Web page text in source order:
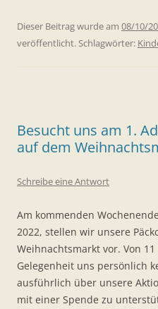
Dieser Beitrag wurde am 08/10/
veröffentlicht. Schlagwörter:
Besucht uns am 1.
auf dem
Schreibe eine Antwort
Am kommenden
2022, stellen wir unsere
Weihnachtsmarkt vor. Von
Gelegenheit uns persönlich
ausführlich über unsere
mit einer Spende zu